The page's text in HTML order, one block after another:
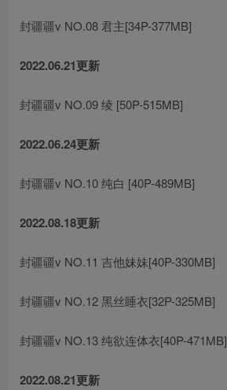
封疆疆v NO.08 君主[34P-377MB]
2022.06.21更新
封疆疆v NO.09 绫 [50P-515MB]
2022.06.24更新
封疆疆v NO.10 纯白 [40P-489MB]
2022.08.18更新
封疆疆v NO.11 吉他妹妹[40P-330MB]
封疆疆v NO.12 黑丝睡衣[32P-325MB]
封疆疆v NO.13 纯欲连体衣[40P-471MB]
2022.08.21更新